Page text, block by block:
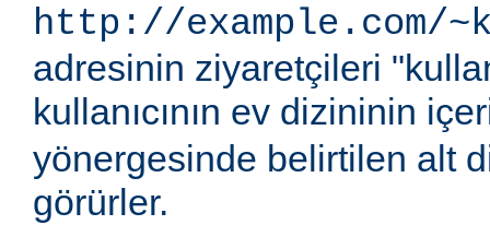
http://example.com/
adresinin ziyaretçileri
kullanıcının ev dizininin
yönergesinde belirtilen alt
görürler.